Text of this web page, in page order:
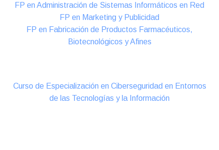
FP en Administración de Sistemas Informáticos en Red
FP en Marketing y Publicidad
FP en Fabricación de Productos Farmacéuticos,
Biotecnológicos y Afines
Curso de Especialización en Ciberseguridad en Entornos
de las Tecnologías y la Información